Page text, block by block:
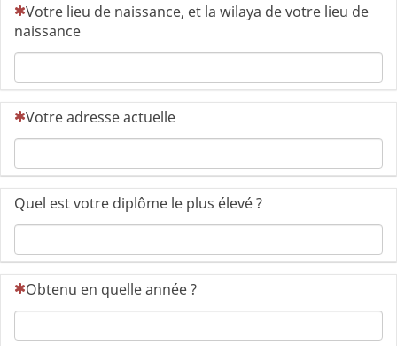
(Cette question est obligatoire)
Votre lieu de naissance, et la wilaya de votre lieu de
naissance
(Cette question est obligatoire)
Votre adresse actuelle
Quel est votre diplôme le plus élevé ?
(Cette question est obligatoire)
Obtenu en quelle année ?